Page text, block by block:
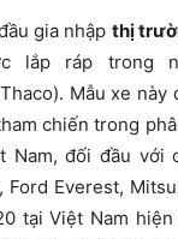
gia nhập thị
lắp ráp trong
Mẫu xe này
chiến trong
Nam, đối đầu với
Ford Everest,
tại Việt Nam